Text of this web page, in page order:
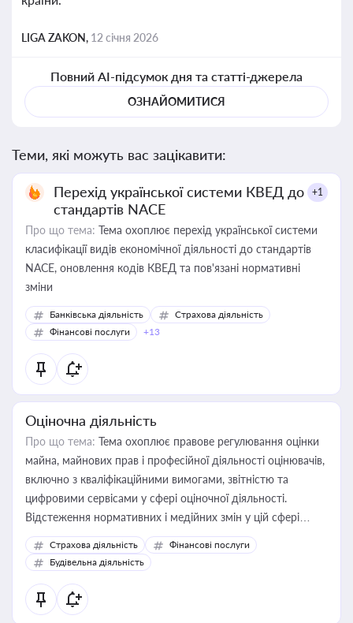
LIGA ZAKON, 12 січня 2026
Повний AI-підсумок дня та статті-джерела
ОЗНАЙОМИТИСЯ
Теми, які можуть вас зацікавити:
Перехід української системи КВЕД до
стандартів NACE
+1
Про що тема: Тема охоплює перехід української системи
класифікації видів економічної діяльності до стандартів
NACE, оновлення кодів КВЕД та пов'язані нормативні
зміни
Банківська діяльність
Страхова діяльність
Фінансові послуги
+13
Оціночна діяльність
Про що тема: Тема охоплює правове регулювання оцінки
майна, майнових прав і професійної діяльності оцінювачів,
включно з кваліфікаційними вимогами, звітністю та
цифровими сервісами у сфері оціночної діяльності.
Відстеження нормативних і медійних змін у цій сфері
корисне для власника бізнесу, керівника, юриста або
бухгалтера під час оподаткування, приватизації, оренди
державного майна, корпоративних угод і перевірки
статусу суб'єктів оціночної діяльності
Страхова діяльність
Фінансові послуги
Будівельна діяльність